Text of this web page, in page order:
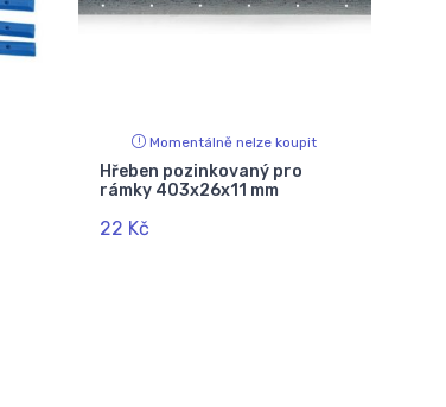
Momentálně nelze koupit
Hřeben pozinkovaný pro
rámky 403x26x11 mm
22 Kč